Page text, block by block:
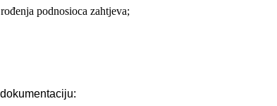
rođenja podnosioca zahtjeva;